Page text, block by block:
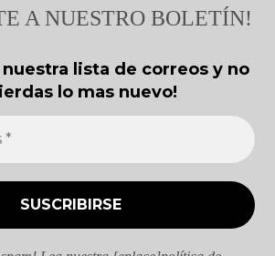
A NUESTRO BOLETÍN!
lista de correos y no
lo mas nuevo!